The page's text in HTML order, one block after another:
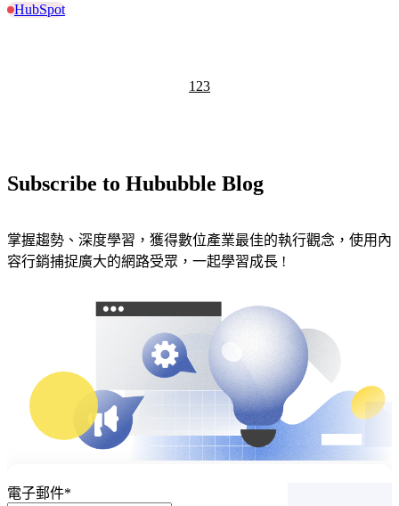
HubSpot
1 23
Subscribe to Hububble Blog
掌握趨勢、深度學習，獲得數位產業最佳的執行觀念，使用內
容行銷捕捉廣大的網路受眾，一起學習成長 !
電子郵件*